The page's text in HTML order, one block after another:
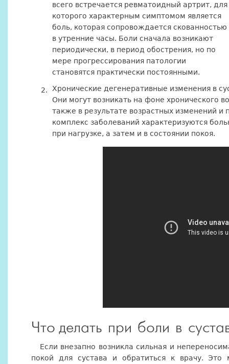
всего встречается ревматоидный артрит, для
которого характерным симптомом является
боль, которая сопровождается скованностью
в утренние часы. Боли сначала возникают
периодически, в период обострения, но по
мере прогрессирования патологии
становятся практически постоянными.
Хронические дегенеративные изменения в
Они могут возникать на фоне хронического
также в результате возрастных изменений и
комплекс заболеваний характеризуются
при нагрузке, а затем и в состоянии покоя.
Что делать при боли в
Если внезапно возникла сильная и
покой для сустава и обратиться к врачу.